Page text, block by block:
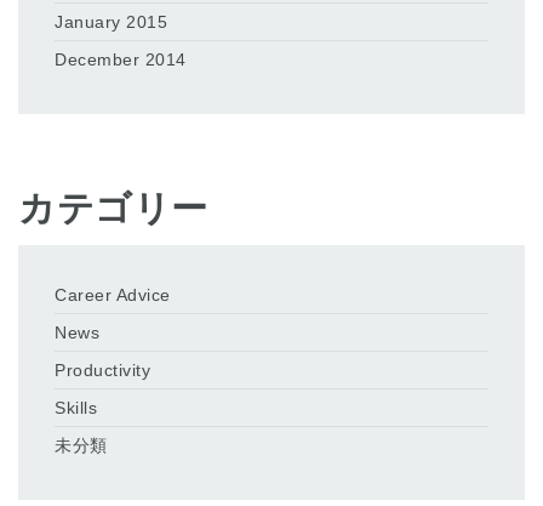
January 2015
December 2014
カテゴリー
Career Advice
News
Productivity
Skills
未分類